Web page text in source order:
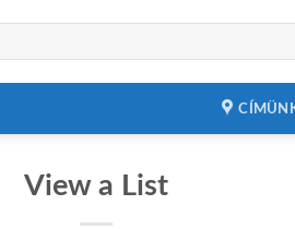
View a List